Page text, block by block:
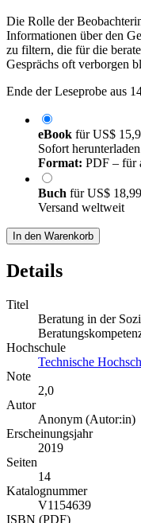
Die Rolle der
Informationen über den
zu filtern, die für die
Gesprächs oft verborgen
Ende der Leseprobe aus
eBook fürUS$
Sofort
Format: PDF – für
Buch fürUS$ 18,99
Versand weltweit
In den Warenkorb
Details
Titel
Beratung in der
Hochschule
Technische
Note
2,0
Autor
Anonym (Autor:in)
Erscheinungsjahr
2019
Seiten
14
Katalognummer
V1154639
ISBN (PDF)